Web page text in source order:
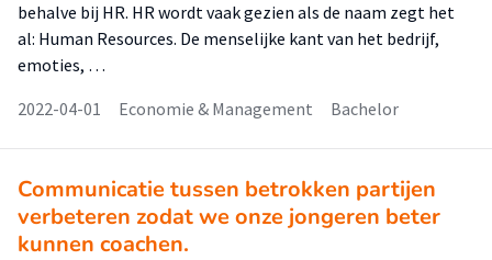
behalve bij HR. HR wordt vaak gezien als de naam zegt het
al: Human Resources. De menselijke kant van het bedrijf,
emoties, …
2022-04-01
Economie & Management Bachelor
Communicatie tussen betrokken partijen
verbeteren zodat we onze jongeren beter
kunnen coachen.